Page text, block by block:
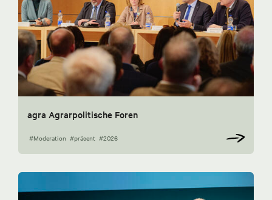
agra Agrarpolitische Foren
#Moderation #präsent #2026